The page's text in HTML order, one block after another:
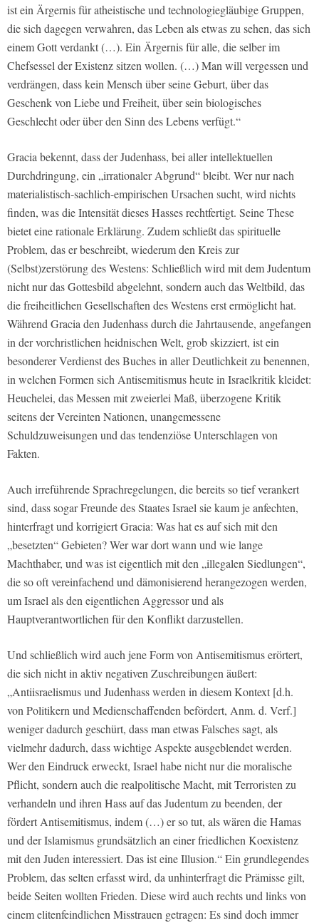
ist ein Ärgernis für atheistische und technologiegläubige Gruppen,
die sich dagegen verwahren, das Leben als etwas zu sehen, das sich
einem Gott verdankt (…). Ein Ärgernis für alle, die selber im
Chefsessel der Existenz sitzen wollen. (…) Man will vergessen und
verdrängen, dass kein Mensch über seine Geburt, über das
Geschenk von Liebe und Freiheit, über sein biologisches
Geschlecht oder über den Sinn des Lebens verfügt.“
Gracia bekennt, dass der Judenhass, bei aller intellektuellen
Durchdringung, ein „irrationaler Abgrund“ bleibt. Wer nur nach
materialistisch-sachlich-empirischen Ursachen sucht, wird nichts
finden, was die Intensität dieses Hasses rechtfertigt. Seine These
bietet eine rationale Erklärung. Zudem schließt das spirituelle
Problem, das er beschreibt, wiederum den Kreis zur
(Selbst)zerstörung des Westens: Schließlich wird mit dem Judentum
nicht nur das Gottesbild abgelehnt, sondern auch das Weltbild, das
die freiheitlichen Gesellschaften des Westens erst ermöglicht hat.
Während Gracia den Judenhass durch die Jahrtausende, angefangen
in der vorchristlichen heidnischen Welt, grob skizziert, ist ein
besonderer Verdienst des Buches in aller Deutlichkeit zu benennen,
in welchen Formen sich Antisemitismus heute in Israelkritik kleidet:
Heuchelei, das Messen mit zweierlei Maß, überzogene Kritik
seitens der Vereinten Nationen, unangemessene
Schuldzuweisungen und das tendenziöse Unterschlagen von
Fakten.
Auch irreführende Sprachregelungen, die bereits so tief verankert
sind, dass sogar Freunde des Staates Israel sie kaum je anfechten,
hinterfragt und korrigiert Gracia: Was hat es auf sich mit den
„besetzten“ Gebieten? Wer war dort wann und wie lange
Machthaber, und was ist eigentlich mit den „illegalen Siedlungen“,
die so oft vereinfachend und dämonisierend herangezogen werden,
um Israel als den eigentlichen Aggressor und als
Hauptverantwortlichen für den Konflikt darzustellen.
Und schließlich wird auch jene Form von Antisemitismus erörtert,
die sich nicht in aktiv negativen Zuschreibungen äußert:
„Antiisraelismus und Judenhass werden in diesem Kontext [d.h.
von Politikern und Medienschaffenden befördert, Anm. d. Verf.]
weniger dadurch geschürt, dass man etwas Falsches sagt, als
vielmehr dadurch, dass wichtige Aspekte ausgeblendet werden.
Wer den Eindruck erweckt, Israel habe nicht nur die moralische
Pflicht, sondern auch die realpolitische Macht, mit Terroristen zu
verhandeln und ihren Hass auf das Judentum zu beenden, der
fördert Antisemitismus, indem (…) er so tut, als wären die Hamas
und der Islamismus grundsätzlich an einer friedlichen Koexistenz
mit den Juden interessiert. Das ist eine Illusion.“ Ein grundlegendes
Problem, das selten erfasst wird, da unhinterfragt die Prämisse gilt,
beide Seiten wollten Frieden. Diese wird auch rechts und links von
einem elitenfeindlichen Misstrauen getragen: Es sind doch immer